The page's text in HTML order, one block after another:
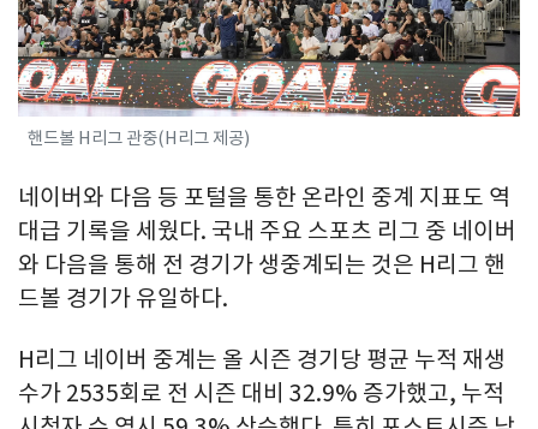
핸드볼 H리그 관중(H리그 제공)
네이버와 다음 등 포털을 통한 온라인 중계 지표도 역
대급 기록을 세웠다. 국내 주요 스포츠 리그 중 네이버
와 다음을 통해 전 경기가 생중계되는 것은 H리그 핸
드볼 경기가 유일하다.
H리그 네이버 중계는 올 시즌 경기당 평균 누적 재생
수가 2535회로 전 시즌 대비 32.9% 증가했고, 누적